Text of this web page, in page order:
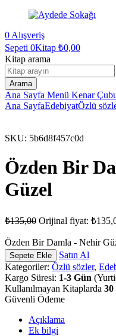
0 Alışveriş
Sepeti 0Kitap ₺0,00
Kitap arama
Arama
Ana Sayfa Menü Kenar
Ana SayfaEdebiyatÖzlü
SKU: 5b6d8f457c0d
Özden Bir
Güzel
₺135,00 Orijinal fiyat:
Özden Bir Damla - Nehir
Sepete Ekle
Satın Al
Kategoriler: Özlü sözler,
Kargo Süresi: 1-3 Gün
Kullanılmayan Kitaplarda 30
Güvenli Ödeme
Açıklama
Ek bilgi